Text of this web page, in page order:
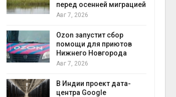
перед осенней миграцией
Авг 7, 2026
Ozon запустит сбор
помощи для приютов
Нижнего Новгорода
Авг 7, 2026
В Индии проект дата-
центра Google